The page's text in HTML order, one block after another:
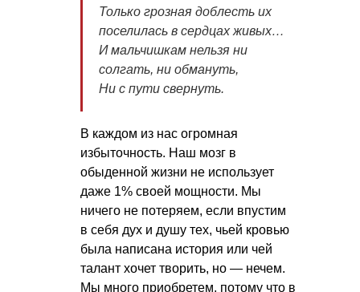
Только грозная доблесть их
поселилась в сердцах живых…
И мальчишкам нельзя ни
солгать, ни обмануть,
Ни с пути свернуть.
В каждом из нас огромная
избыточность. Наш мозг в
обыденной жизни не использует
даже 1% своей мощности. Мы
ничего не потеряем, если впустим
в себя дух и душу тех, чьей кровью
была написана история или чей
талант хочет творить, но — нечем.
Мы много приобретем, потому что в